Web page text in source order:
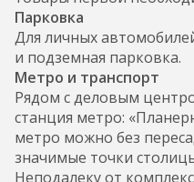
Парковка
Для личных
и подземная парковка.
Метро и транспорт
Рядом с деловым
станция метро:
метро можно без
значимые точки
Неподалеку от